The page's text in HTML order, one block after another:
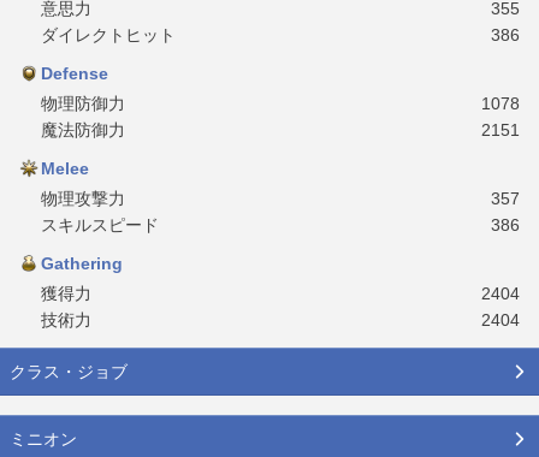
意思力
355
ダイレクトヒット
386
Defense
物理防御力
1078
魔法防御力
2151
Melee
物理攻撃力
357
スキルスピード
386
Gathering
獲得力
2404
技術力
2404
クラス・ジョブ
ミニオン